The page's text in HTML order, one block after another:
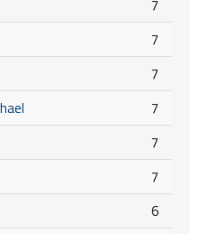
7
7
7
7
7
7
6